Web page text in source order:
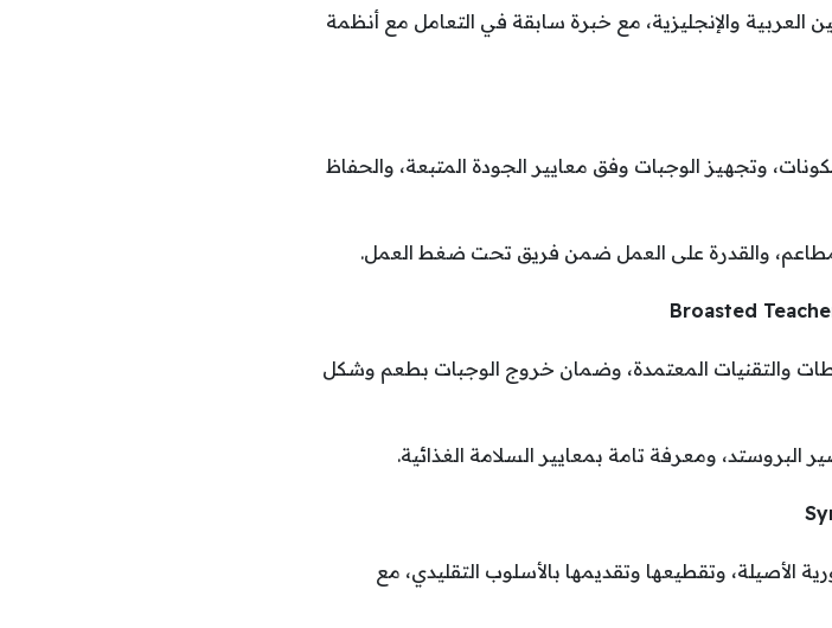
العربية والإنجليزية، مع خبرة سابقة في التعامل مع أنظمة
وتجهيز الوجبات وفق معايير الجودة المتبعة، والحفاظ
والقدرة على العمل ضمن فريق تحت ضغط العمل.
والتقنيات المعتمدة، وضمان خروج الوجبات بطعم وشكل
ومعرفة تامة بمعايير السلامة الغذائية.
الأصيلة، وتقطيعها وتقديمها بالأسلوب التقليدي، مع